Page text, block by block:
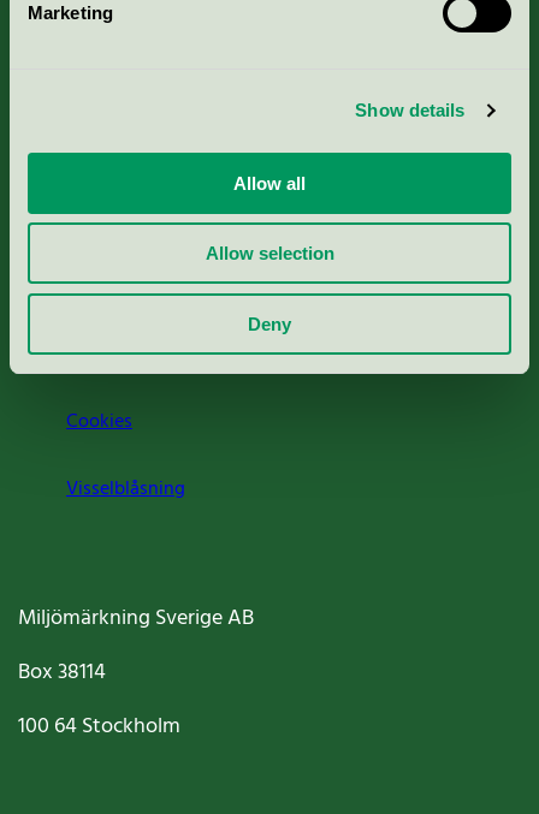
Marketing
Show details
Allow all
Allow selection
Deny
Portal för massa, papper & tryckerier
Rapporter & undersökningar
Press
Om oss
Jobba hos oss
Cookies
Visselblåsning
Miljömärkning Sverige AB
Box38114
100 64Stockholm